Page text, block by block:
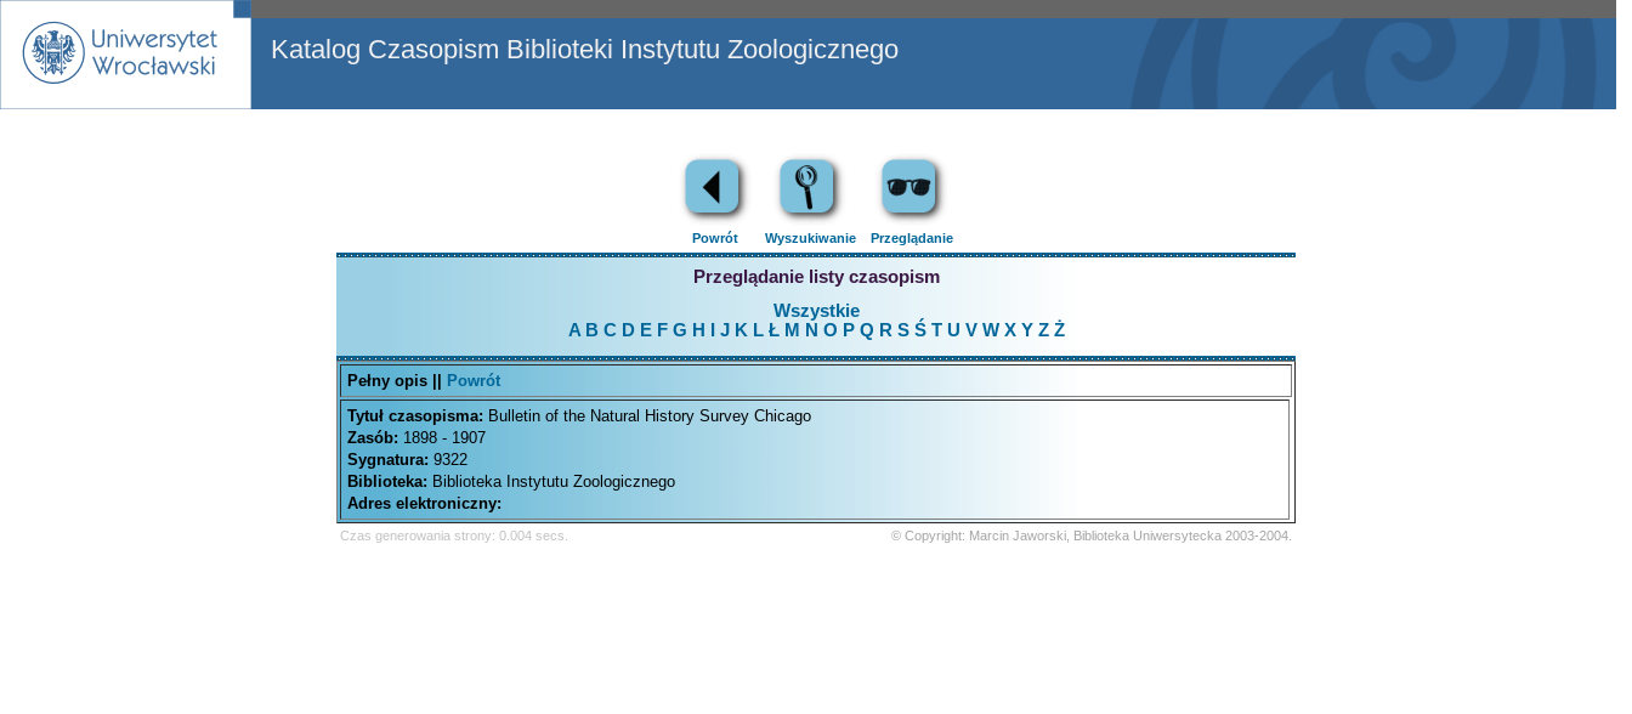
Katalog Czasopism Biblioteki Instytutu Zoologicznego
Powrót Wyszukiwanie Przeglądanie
Przeglądanie listy czasopism
Wszystkie
A B C D EFG H J K L Ł M N O P Q R S Ś T U V W X Y Z Ż
Pełny opis ||
Powrót
Tytuł czasopisma: Bulletin of the Natural History Survey Chicago
Zasób: 1898 - 1907
Sygnatura: 9322
Biblioteka: Biblioteka Instytutu Zoologicznego
Adres elektroniczny:
Czas generowania strony: 0.004 secs. © Copyright: Marcin Jaworski, Biblioteka Uniwersytecka 2003-2004.